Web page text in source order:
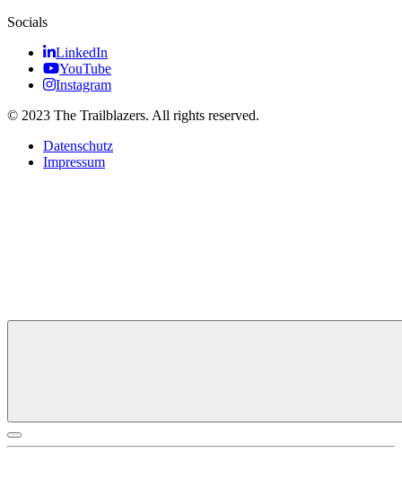
Socials
LinkedIn
YouTube
Instagram
© 2023 The Trailblazers. All rights reserved.
Datenschutz
Impressum